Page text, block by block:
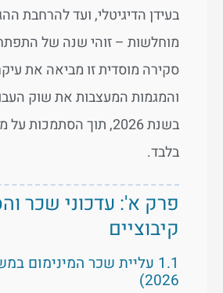
בעידן הדיגיטלי, ועד להרחבת
מוחלשות – זוהי שנה של
סקירה מוסדית זו מביאה את
והמגמות המעצבות את שוק
בשנת 2026, תוך
בלבד.
פרק א': עדכוני שכר
קיבוציים
1.1 עליית שכר המינימום
2026)